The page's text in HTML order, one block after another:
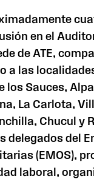
en el
de ATE,
a las
los Sauces,
La Carlota,
Chucul y
delegados del
(EMOS),
laboral,